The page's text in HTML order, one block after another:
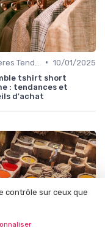
• 10/01/2025
tshirt short
: tendances et
d'achat
contrôle sur ceux que